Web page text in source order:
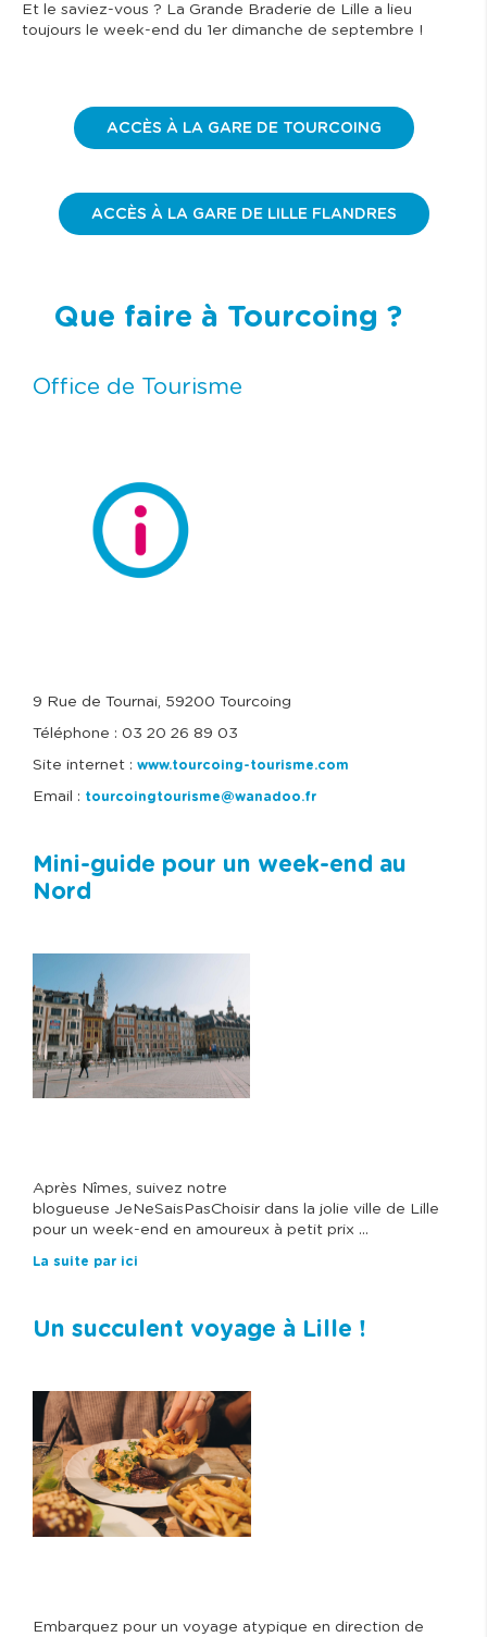
Et le saviez-vous ? La Grande Braderie de Lille a lieu
toujours le week-end du 1er dimanche de septembre !
ACCÈS À LA GARE DE TOURCOING
ACCÈS À LA GARE DE LILLE FLANDRES
Que faire à Tourcoing ?
Office de Tourisme
9 Rue de Tournai, 59200 Tourcoing
Téléphone : 03 20 26 89 03
Site internet : www.tourcoing-tourisme.com
Email : tourcoingtourisme@wanadoo.fr
Mini-guide pour un week-end au
Nord
Après Nîmes, suivez notre
blogueuse JeNeSaisPasChoisir dans la jolie ville de Lille
pour un week-end en amoureux à petit prix ...
La suite par ici
Un succulent voyage à Lille !
Embarquez pour un voyage atypique en direction de